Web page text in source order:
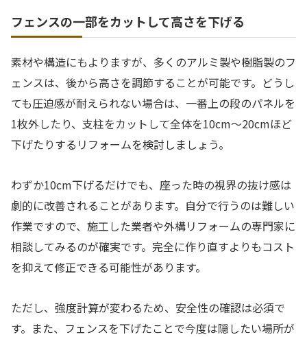
フェンスの一部をカットして高さを下げる
素材や構造にもよりますが、多くのアルミ製や樹脂製のフ
ェンスは、後から高さを調節することが可能です。どうし
ても圧迫感が耐えられない場合は、一番上の段のパネルを
1枚外したり、支柱をカットして全体を10cm〜20cmほど
下げたりするリフォームを検討しましょう。
わずか10cm下げるだけでも、座った時の視界の抜け感は
劇的に改善されることがあります。自分で行うのは難しい
作業ですので、施工した業者や外構リフォームの専門家に
相談してみるのが確実です。完全に作り直すよりもコスト
を抑えて修正できる可能性があります。
ただし、強度計算が変わるため、安全性の確認は必須で
す。また、フェンスを下げたことで今度は隠したい場所が